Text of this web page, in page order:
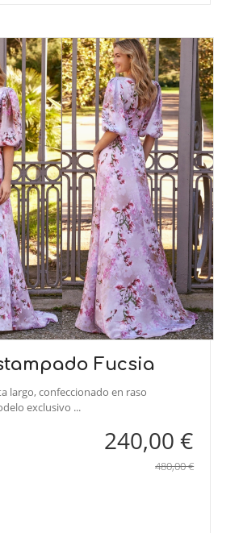
Fucsia
largo, confeccionado en raso
exclusivo ...
240,00 €
480,00 €